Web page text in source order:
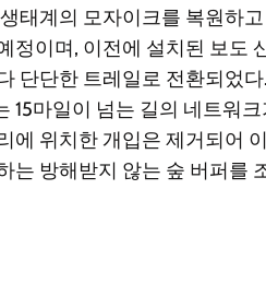
태계의 모자이크를 복원하
정이며, 이전에 설치된 보도
단단한 트레일로 전환되었
15마일이 넘는 길의 네트워
에 위치한 개입은 제거되어
는 방해받지 않는 숲 버퍼를